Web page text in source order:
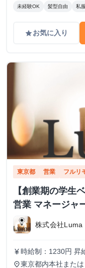
未経験OK 髪型自由 私
gradeお気に入り
東京都 営業 フルリ
【創業期の学生
営業 マネージャ
株式会社Luma
currency_yen 時給制：1230円 昇
ップアップ可能です メンバーの半分以上が女性のため、
place東京都内本社また